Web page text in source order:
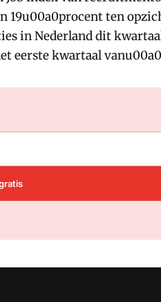
ten
in Nederland dit
eerste kwartaal